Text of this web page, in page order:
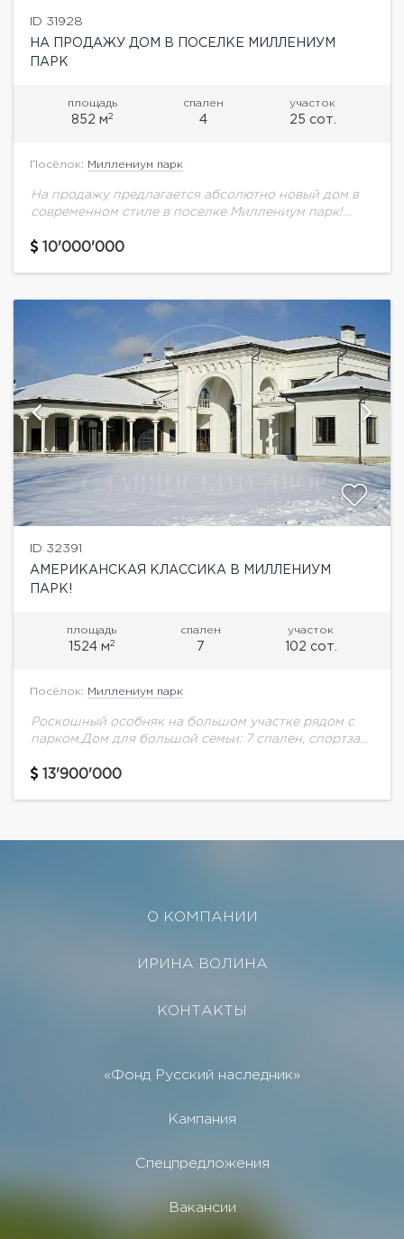
ID 31928
НА ПРОДАЖУ ДОМ В ПОСЕЛКЕ МИЛЛЕНИУМ
ПАРК
площадь
852 м2
спален
4
участок
25 сот.
Посёлок: Миллениум парк
На продажу предлагается абсолютно новый дом в
современном стиле в поселке Миллениум парк!
выходом в парк и к поселковому каналу. Из...
10'000'000
ID 32391
АМЕРИКАНСКАЯ КЛАССИКА В МИЛЛЕНИУМ
ПАРК!
площадь
1524 м2
спален
7
участок
102 сот.
Посёлок: Миллениум парк
Роскошный особняк на большом участке рядом с
парком.Дом для большой семьи: 7 спален, спортзал,
13'900'000
О КОМПАНИИ
ИРИНА ВОЛИНА
КОНТАКТЫ
«Фонд Русский наследник»
Кампания
Спецпредложения
Вакансии